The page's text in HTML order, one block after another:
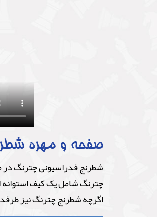
صفحه و مهره
شطرنج فدراسیونی چترنگ در
چترنگ شامل یک کیف استوانه ای پارچه ای و یک صفحه فومی
اگرچه شطرنج چترنگ نیز